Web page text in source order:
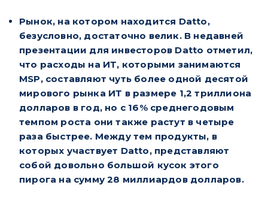
Рынок, на котором находится Datto,
безусловно, достаточно велик. В недавней
презентации для инвесторов Datto отметил,
что расходы на ИТ, которыми занимаются
MSP, составляют чуть более одной десятой
мирового рынка ИТ в размере 1,2 триллиона
долларов в год, но с 16% среднегодовым
темпом роста они также растут в четыре
раза быстрее. Между тем продукты, в
которых участвует Datto, представляют
собой довольно большой кусок этого
пирога на сумму 28 миллиардов долларов.